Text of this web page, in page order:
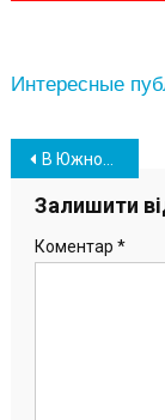
Интересные
Навігація
записів
В Южному розпочато розробку проекту щодо благоустрою військового цвинтаря
Залишити
Коментар *